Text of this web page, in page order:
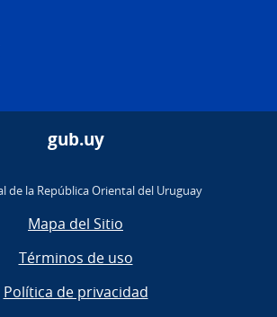
gub.uy
de la República Oriental del Uruguay
Mapa del Sitio
Términos de uso
Política de privacidad